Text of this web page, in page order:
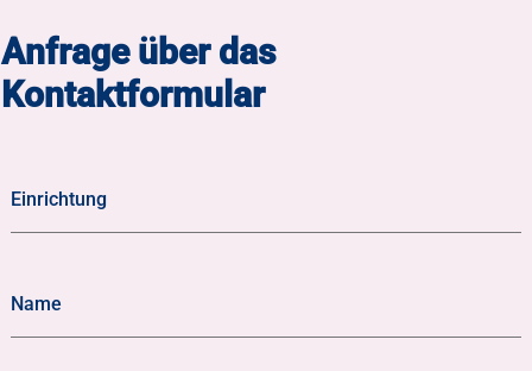
Anfrage über das
Kontaktformular
Einrichtung
Name